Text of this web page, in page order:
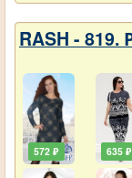
RASH -
572 ₽ 635 ₽